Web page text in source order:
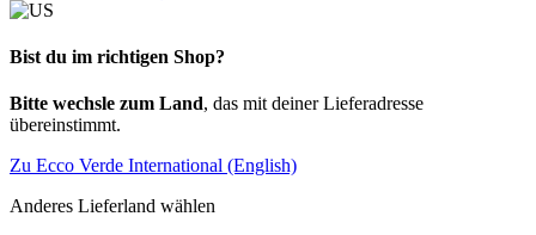
Bist du im richtigen Shop?
Bitte wechsle zum Land, das mit deiner Lieferadresse
übereinstimmt.
Zu Ecco Verde International (English)
Anderes Lieferland wählen